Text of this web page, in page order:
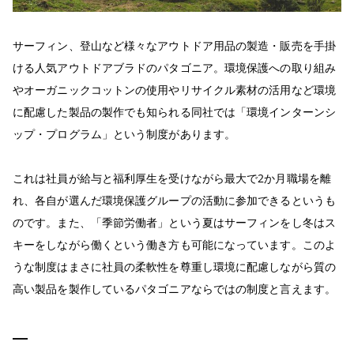
サーフィン、登山など様々なアウトドア用品の製造・販売を手掛
ける人気アウトドアブラドのパタゴニア。環境保護への取り組み
やオーガニックコットンの使用やリサイクル素材の活用など環境
に配慮した製品の製作でも知られる同社では「環境インターンシ
ップ・プログラム」という制度があります。
これは社員が給与と福利厚生を受けながら最大で2か月職場を離
れ、各自が選んだ環境保護グループの活動に参加できるというも
のです。また、「季節労働者」という夏はサーフィンをし冬はス
キーをしながら働くという働き方も可能になっています。このよ
うな制度はまさに社員の柔軟性を尊重し環境に配慮しながら質の
高い製品を製作しているパタゴニアならではの制度と言えます。